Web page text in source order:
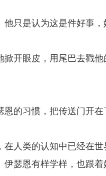
只是认为这是件好事
开眼皮，用尾巴去戳他
的习惯，把传送门开
人类的认知中已经在世
瑟恩有样学样，也跟